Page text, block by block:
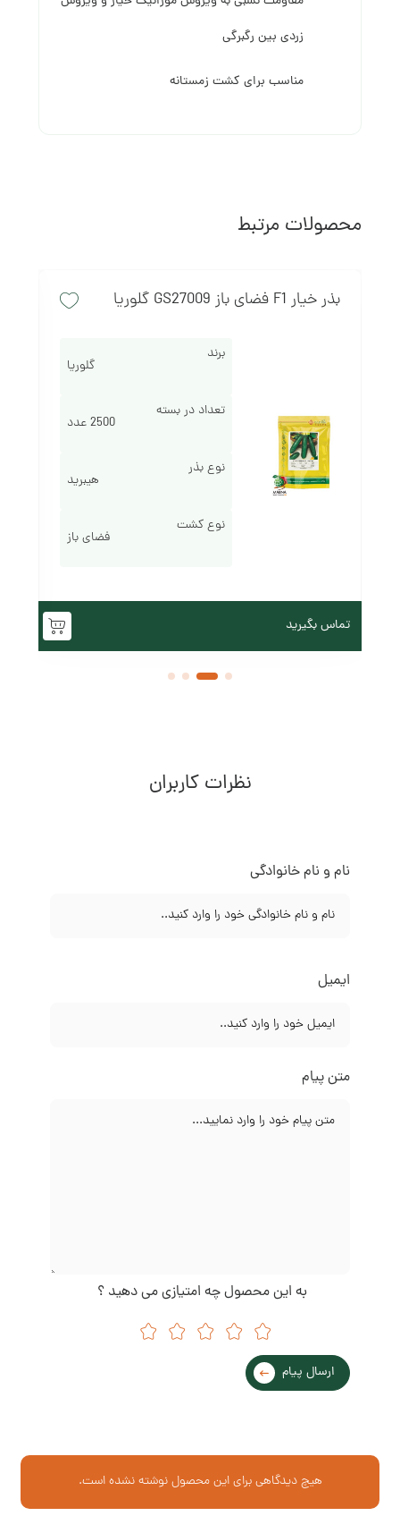
زردی بین رگبرگی
مناسب برای کشت زمستانه
محصولات مرتبط
بذر خیار F1 فضای باز GS27009 گلوریا
برند
گلوریا
تعداد در بسته
2500 عدد
نوع بذر
هیبرید
نوع کشت
فضای باز
تماس بگیرید
نظرات کاربران
نام و نام خانوادگی
ایمیل
متن پیام
به این محصول چه امتیازی می دهید ؟
ارسال پیام
هیچ دیدگاهی برای این محصول نوشته نشده است.